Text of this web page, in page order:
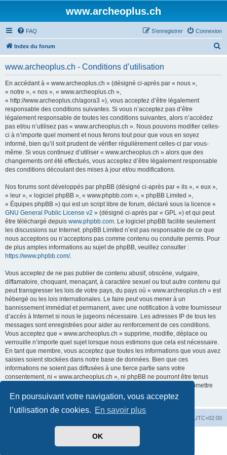
En poursuivant votre navigation, vous acceptez
l’utilisation de cookies. En savoir plus
OK
www.archeoplus.ch
FAQ Connexion
S’enregistrer
Index du forum
www.archeoplus.ch - Conditions d’utilisation
En accédant à « www.archeoplus.ch » (désigné ci-après par « nous »,
« notre », « nos », « www.archeoplus.ch »,
« http://www.archeoplus.ch/agora3 »), vous acceptez d’être légalement
responsable des conditions suivantes. Si vous n’acceptez pas d’être
légalement responsable de toutes les conditions suivantes, alors n’accédez
pas et/ou n’utilisez pas « www.archeoplus.ch ». Nous pouvons modifier celles-
ci à n’importe quel moment et nous ferons tout pour que vous en soyez
informé, bien qu’il soit prudent de vérifier régulièrement celles-ci par vous-
même. Si vous continuez d’utiliser « www.archeoplus.ch » alors que des
changements ont été effectués, vous acceptez d’être légalement responsable
des conditions découlant des mises à jour et/ou modifications.
Nos forums sont développés par phpBB (désigné ci-après par « ils », « eux »,
« leur », « logiciel phpBB », « www.phpbb.com », « phpBB Limited »,
« Équipes phpBB ») qui est un script libre de forum, déclaré sous la licence «
GNU General Public License v2 » (désigné ci-après par « GPL ») et qui peut
être téléchargé depuis www.phpbb.com. Le logiciel phpBB facilite seulement
les discussions sur Internet. phpBB Limited n’est pas responsable de ce que
nous acceptons ou n’acceptons pas comme contenu ou conduite permis. Pour
de plus amples informations au sujet de phpBB, veuillez consulter :
https://www.phpbb.com/.
Vous acceptez de ne pas publier de contenu abusif, obscène, vulgaire,
diffamatoire, choquant, menaçant, à caractère sexuel ou tout autre contenu qui
peut transgresser les lois de votre pays, du pays où « www.archeoplus.ch » est
hébergé ou les lois internationales. Le faire peut vous mener à un
bannissement immédiat et permanent, avec une notification à votre fournisseur
d’accès à Internet si nous le jugeons nécessaire. Les adresses IP de tous les
messages sont enregistrées pour aider au renforcement de ces conditions.
Vous acceptez que « www.archeoplus.ch » supprime, modifie, déplace ou
verrouille n’importe quel sujet lorsque nous estimons que cela est nécessaire.
En tant que membre, vous acceptez que toutes les informations que vous avez
saisies soient stockées dans notre base de données. Bien que ces
informations ne soient pas diffusées à une tierce partie sans votre
consentement, ni « www.archeoplus.ch », ni phpBB ne pourront être tenus
comme responsables en cas de tentative de piratage visant à compromettre
les données.
UTC+02:00
phpBB ® Forum Software © phpBB Limited
phpBB-fr.com